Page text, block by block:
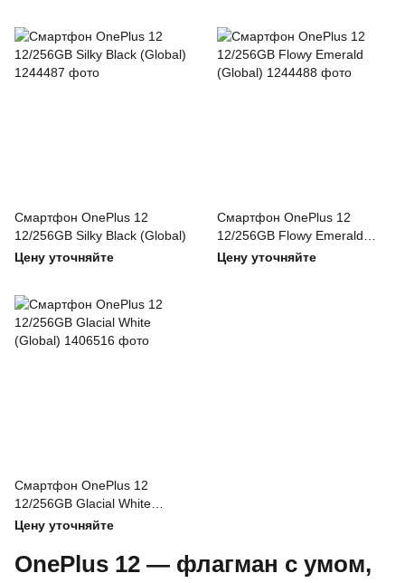
Смартфон OnePlus 12
12/256GB Silky Black (Global)
Цену уточняйте
Смартфон OnePlus 12
12/256GB Flowy Emerald
(Global)
Цену уточняйте
Смартфон OnePlus 12
12/256GB Glacial White
(Global)
Цену уточняйте
OnePlus 12 — флагман с умом,